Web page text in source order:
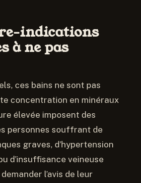
indications
à ne pas
ces bains ne sont pas
concentration en minéraux
élevée imposent des
personnes souffrant de
graves, d’hypertension
d’insuffisance veineuse
l’avis de leur